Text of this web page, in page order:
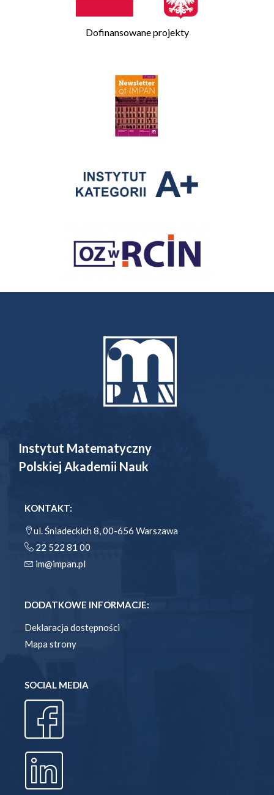
Dofinansowane projekty
Instytut Matematyczny
Polskiej Akademii Nauk
KONTAKT:
ul. Śniadeckich 8, 00-656 Warszawa
22 522 81 00
im@impan.pl
DODATKOWE INFORMACJE:
Deklaracja dostępności
Mapa strony
SOCIAL MEDIA